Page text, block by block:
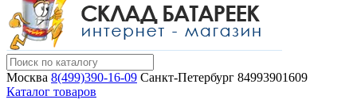
Москва 8(499)390-16-09 Санкт-Петербург 84993901609
Каталог товаров